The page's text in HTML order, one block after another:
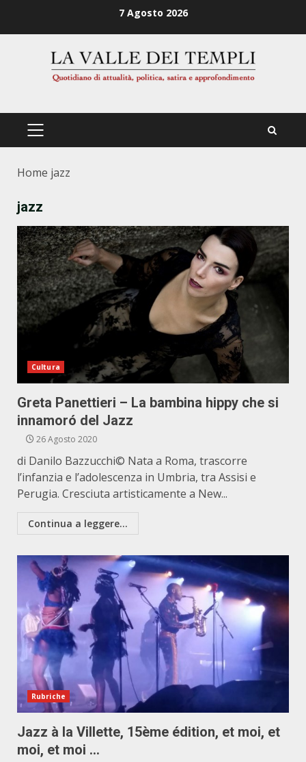
7 Agosto 2026
PRIMÄRES
Home jazz
jazz
Cultura
Greta Panettieri – La bambina hippy che si
innamoró del Jazz
26 Agosto 2020
di Danilo Bazzucchi© Nata a Roma, trascorre
l’infanzia e l’adolescenza in Umbria, tra Assisi e
Perugia. Cresciuta artisticamente a New...
Continua a leggere...
Rubriche
Jazz à la Villette, 15ème édition, et moi, et
moi, et moi …